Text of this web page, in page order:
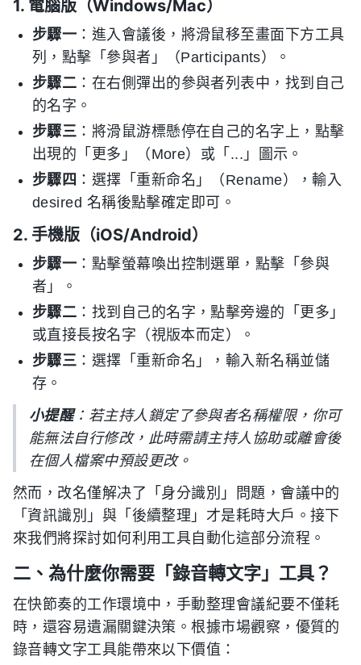
1. 電腦版（Windows/Mac）
步驟一 ：進入會議後，將滑鼠移至畫面下方工具
列，點擊「參與者」（Participants）。
步驟二 ：在右側彈出的參與者列表中，找到自己
的名字。
步驟三 ：將滑鼠游標懸停在自己的名字上，點擊
出現的「更多」（More）或「...」圖示。
步驟四 ：選擇「重新命名」（Rename），輸入
desired 名稱後點擊確定即可。
2. 手機版（iOS/Android）
步驟一 ：點擊螢幕喚出控制選單，點擊「參與
者」。
步驟二 ：找到自己的名字，點擊旁邊的「更多」
或直接長按名字（視版本而定）。
步驟三 ：選擇「重新命名」，輸入新名稱並儲
存。
小提醒：若主持人鎖定了參與者名稱權限，你可
能無法自行修改，此時需請主持人協助或離會後
在個人檔案中預設更改。
然而，改名僅解决了「身分識別」問題，會議中的
「資訊識別」與「後續整理」才是耗時大戶。接下
來我們將探討如何利用工具自動化這部分流程。
二、為什麼你需要「錄音轉文字」工具？
在快節奏的工作環境中，手動整理會議紀要不僅耗
時，還容易遺漏關鍵決策。根據市場觀察，優質的
錄音轉文字工具能帶來以下價值：